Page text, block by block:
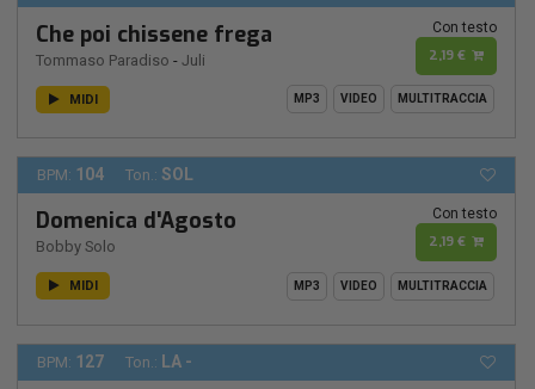
Che poi chissene frega
Tommaso Paradiso - Juli
Con testo
2,19 €
MIDI MP3 VIDEO MULTITRACCIA
BPM: 104 Ton.: SOL
Domenica d'Agosto
Bobby Solo
Con testo
2,19 €
MIDI MP3 VIDEO MULTITRACCIA
BPM: 127 Ton.: LA -